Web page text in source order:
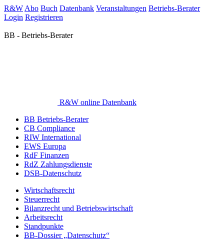
R&W Abo Buch Datenbank Veranstaltungen Betriebs-Berater
Login Registrieren
BB - Betriebs-Berater
R&W online Datenbank
BB Betriebs-Berater
CB Compliance
RIW International
EWS Europa
RdF Finanzen
RdZ Zahlungsdienste
DSB-Datenschutz
Wirtschaftsrecht
Steuerrecht
Bilanzrecht und Betriebswirtschaft
Arbeitsrecht
Standpunkte
BB-Dossier „Datenschutz“